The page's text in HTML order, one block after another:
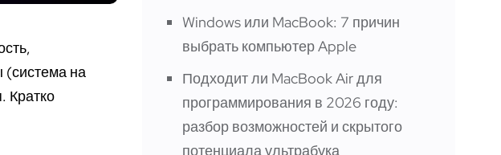
(система на
Кратко
Windows или MacBook: 7 причин
выбрать компьютер Apple
Подходит ли MacBook Air для
программирования в 2026 году:
разбор возможностей и скрытого
потенциала ультрабука